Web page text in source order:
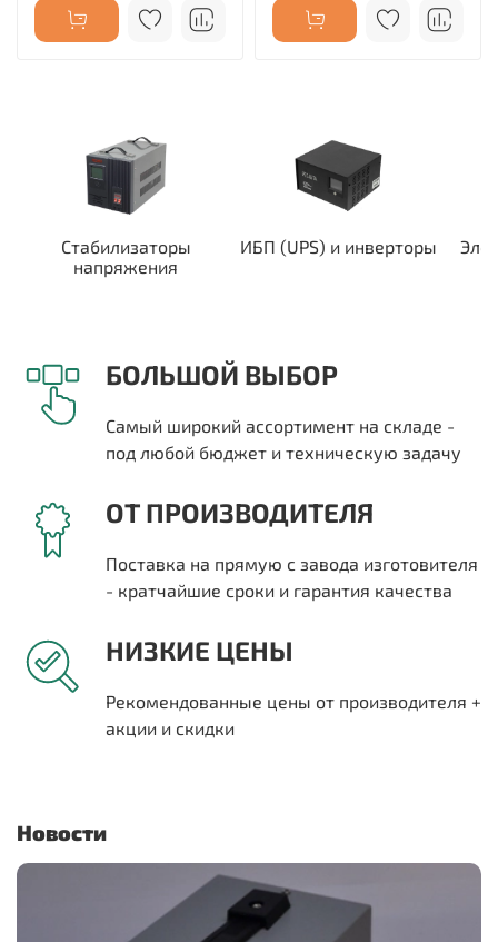
Стабилизаторы
напряжения
ИБП (UPS) и инверторы
БОЛЬШОЙ ВЫБОР
Самый широкий ассортимент на складе -
под любой бюджет и техническую задачу
ОТ ПРОИЗВОДИТЕЛЯ
Поставка на прямую с завода изготовителя
- кратчайшие сроки и гарантия качества
НИЗКИЕ ЦЕНЫ
Рекомендованные цены от производителя +
акции и скидки
Новости